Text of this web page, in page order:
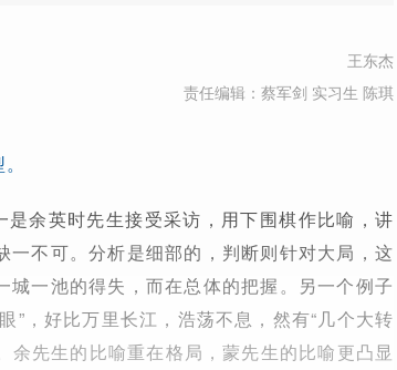
王东杰
责任编辑：蔡军剑 实习生 陈琪
余英时先生接受采访，用下围棋作比喻，讲
不可。分析是细部的，判断则针对大局，这
一池的得失，而在总体的把握。另一个例子
”，好比万里长江，浩荡不息，然有“几个大转
余先生的比喻重在格局，蒙先生的比喻更凸显